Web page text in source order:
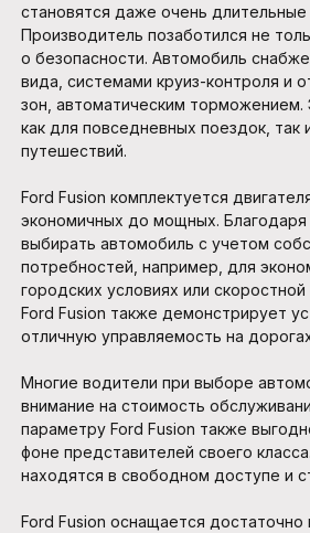
становятся даже очень длительные
Производитель позаботился не
о безопасности. Автомобиль
вида, системами круиз-контроля и
зон, автоматическим торможением.
как для повседневных поездок, так
путешествий.
Ford Fusion комплектуется
экономичных до мощных.
выбирать автомобиль с учетом
потребностей, например, для
городских условиях или
Ford Fusion также демонстрирует
отличную управляемость на
Многие водители при выборе
внимание на стоимость
параметру Ford Fusion также
фоне представителей своего
находятся в свободном доступе и
Ford Fusion оснащается достаточно